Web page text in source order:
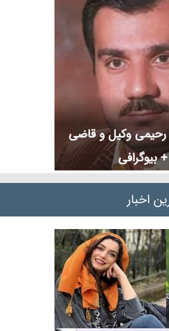
وکیل و قاضی
بیوگرافی
اخبار